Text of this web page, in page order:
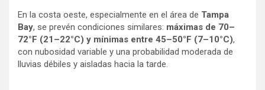
En la costa oeste, especialmente en el área de Tampa
Bay, se prevén condiciones similares: máximas de 70–
72°F (21–22°C) y mínimas entre 45–50°F (7–10°C),
con nubosidad variable y una probabilidad moderada de
lluvias débiles y aisladas hacia la tarde.